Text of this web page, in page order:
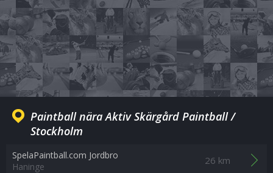
Paintball nära Aktiv Skärgård Paintball /
Stockholm
SpelaPaintball.com Jordbro
Haninge
26 km